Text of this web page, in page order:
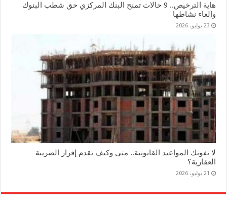
هاية الترخيص.. 9 حالات تمنح البنك المركزي حق شطب البنوك
وإلغاء نشاطها
23 يوليو، 2026
لا تفوتك المواعيد القانونية.. متى وكيف تقدم إقرار الضريبة
العقارية؟
21 يوليو، 2026